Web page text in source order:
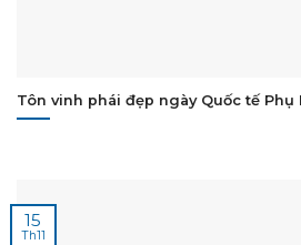
Tôn vinh phái đẹp ngày Quốc tế Phụ
15
Th11